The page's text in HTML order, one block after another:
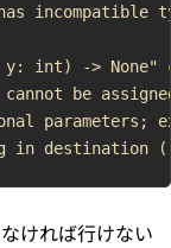
int) -> None"
be
parameters;
ければ行けない